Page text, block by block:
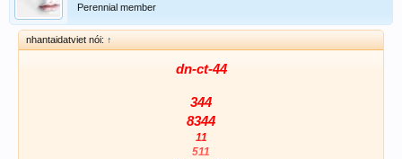
Perennial member
nhantaidatviet nói: ↑
dn-ct-44
344
8344
11
511